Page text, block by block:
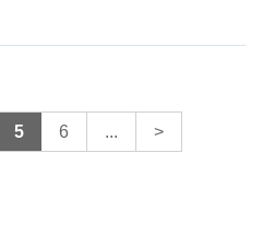
5 6 ... >